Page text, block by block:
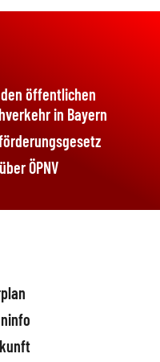
öffentlichen
in Bayern
ÖPNV